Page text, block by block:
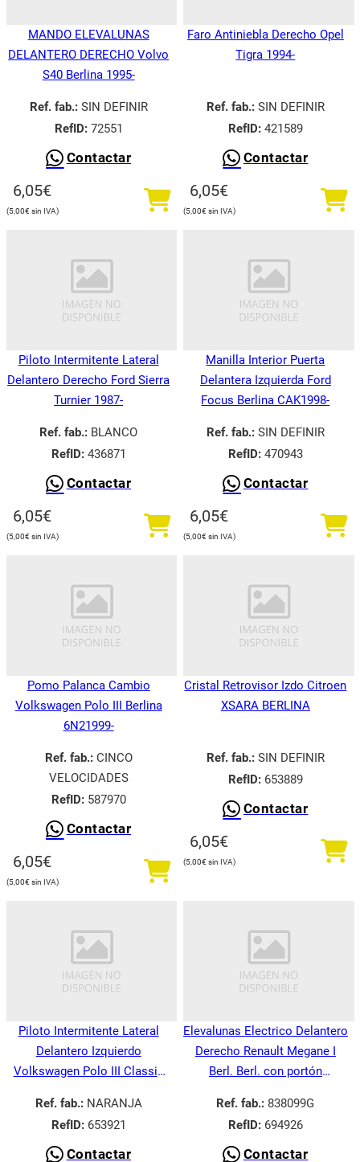
MANDO ELEVALUNAS
DELANTERO DERECHO Volvo
S40 Berlina 1995-
Ref. fab.:SIN DEFINIR
RefID:72551
Contactar
6,05€
5,00€
Faro Antiniebla Derecho Opel
Tigra 1994-
Ref. fab.:SIN DEFINIR
RefID:421589
Contactar
6,05€
5,00€
Piloto Intermitente Lateral
Delantero Derecho Ford Sierra
Turnier 1987-
Ref. fab.: BLANCO
RefID:436871
Contactar
6,05€
5,00€
Manilla Interior Puerta
Delantera Izquierda Ford
Focus Berlina CAK1998-
Ref. fab.:SIN DEFINIR
RefID:470943
Contactar
6,05€
5,00€
Pomo Palanca Cambio
Volkswagen Polo III Berlina
6N21999-
Ref. fab.:CINCO
VELOCIDADES
RefID:587970
Contactar
6,05€
5,00€
Cristal Retrovisor Izdo Citroen
XSARA BERLINA
Ref. fab.:SIN DEFINIR
RefID:653889
Contactar
6,05€
5,00€
Piloto Intermitente Lateral
Delantero Izquierdo
Volkswagen Polo III Classic
Ref. fab.:NARANJA
RefID:653921
Contactar
Elevalunas Electrico Delantero
Derecho Renault Megane I
Berl. Berl. con portón
Ref. fab.: 838099G
RefID:694926
Contactar